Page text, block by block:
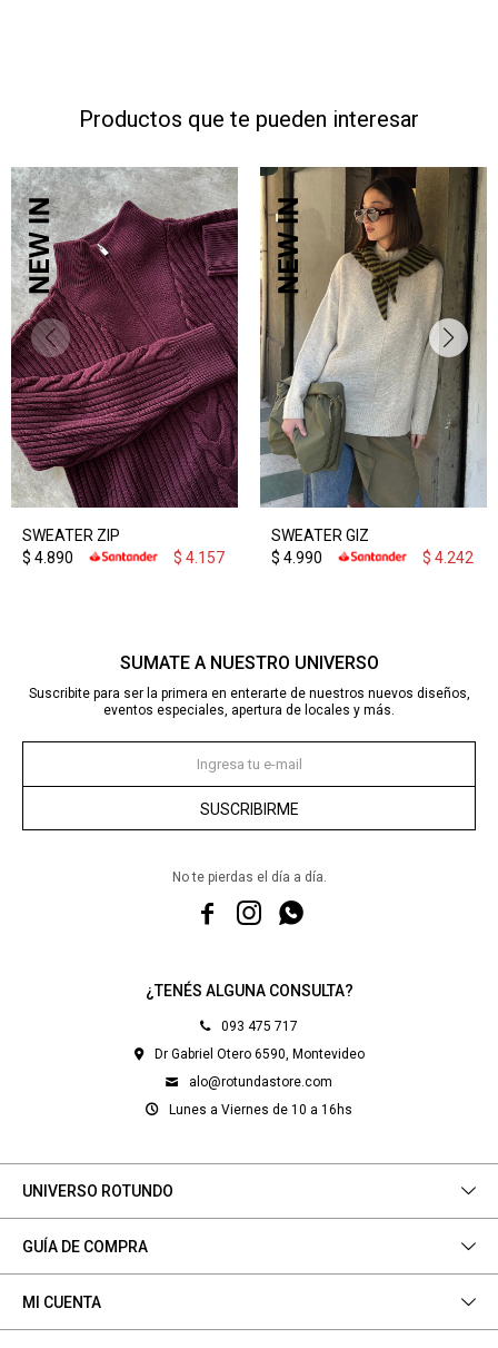
Productos que te pueden interesar
SWEATER ZIP
$ 4.890 $ 4.157
SWEATER GIZ
$ 4.990 $ 4.242
¿TENÉS ALGUNA CONSULTA?
093 475 717
Dr Gabriel Otero 6590, Montevideo
alo@rotundastore.com
Lunes a Viernes de 10 a 16hs
UNIVERSO ROTUNDO
GUÍA DE COMPRA
MI CUENTA
SUMATE A NUESTRO UNIVERSO
Suscribite para ser la primera en enterarte de nuestros nuevos diseños,
eventos especiales, apertura de locales y más.
SUSCRIBIRME
No te pierdas el día a día.
  